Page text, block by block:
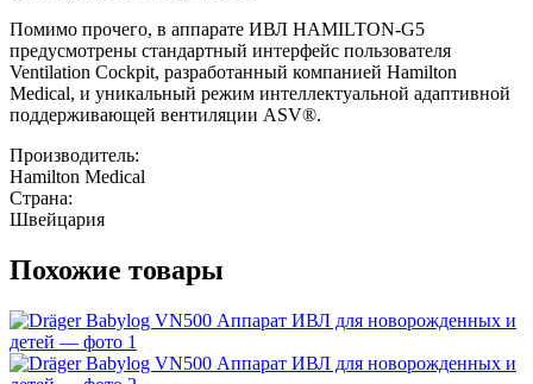
Помимо прочего, в аппарате ИВЛ HAMILTON-G5
предусмотрены стандартный интерфейс пользователя
Ventilation Cockpit, разработанный компанией Hamilton
Medical, и уникальный режим интеллектуальной адаптивной
поддерживающей вентиляции ASV®.
Производитель:
Hamilton Medical
Страна:
Швейцария
Похожие товары